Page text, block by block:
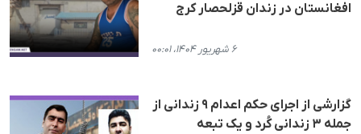
افغانستان در زندان قزلحصار کرج
۶ شهریور ۱۴۰۴، ۰۰:۰۱
گزارشی از اجرای حکم اعدام ۹ زندانی از
جمله ۳ زندانی کُرد و یک تبعه